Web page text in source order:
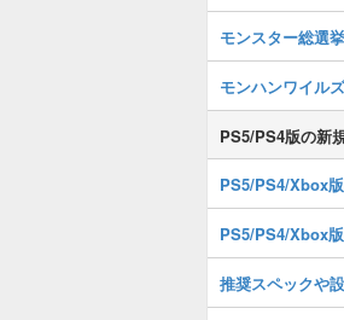
モンスター総選挙
モンハンワイル
PS5/PS4版の新
PS5/PS4/Xbox
PS5/PS4/Xbox
推奨スペックや